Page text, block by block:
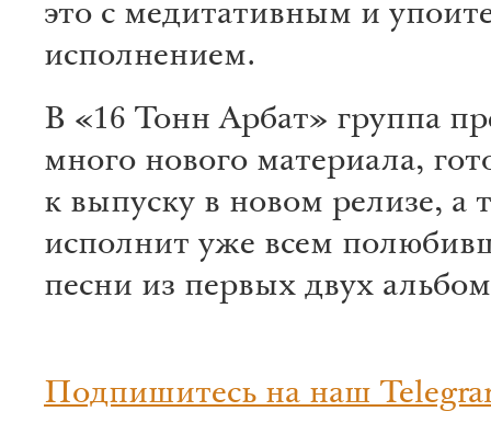
это с медитативным и
исполнением.
В «16 Тонн Арбат» группа
много нового материала,
к выпуску в новом релизе, а
исполнит уже всем
песни из первых двух
Подпишитесь на наш